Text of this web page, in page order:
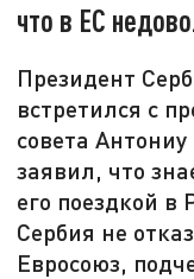
что в ЕС
Президент
встретился с
совета
заявил, что
его поездкой
Сербия не
Евросоюз,